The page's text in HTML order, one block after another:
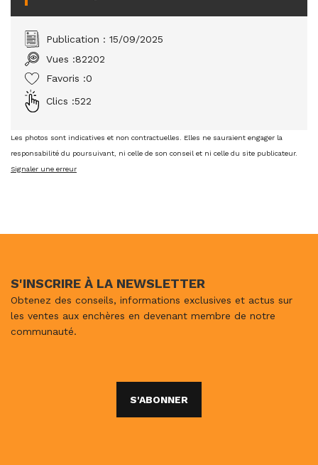
Publication : 15/09/2025
Vues :82202
Favoris :0
Clics :522
Les photos sont indicatives et non contractuelles. Elles ne sauraient engager la
responsabilité du poursuivant, ni celle de son conseil et ni celle du site publicateur.
Signaler une erreur
S'INSCRIRE À LA NEWSLETTER
Obtenez des conseils, informations exclusives et actus sur
les ventes aux enchères en devenant membre de notre
communauté.
S'ABONNER